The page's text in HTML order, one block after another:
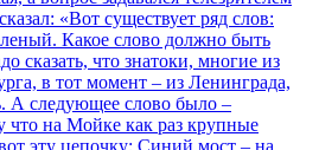
«Вот существует ряд слов:
Какое слово должно быть
сказать, что знатоки, многие из
в тот момент – из Ленинграда,
А следующее слово было –
что на Мойке как раз крупные
эту цепочку: Синий мост – на